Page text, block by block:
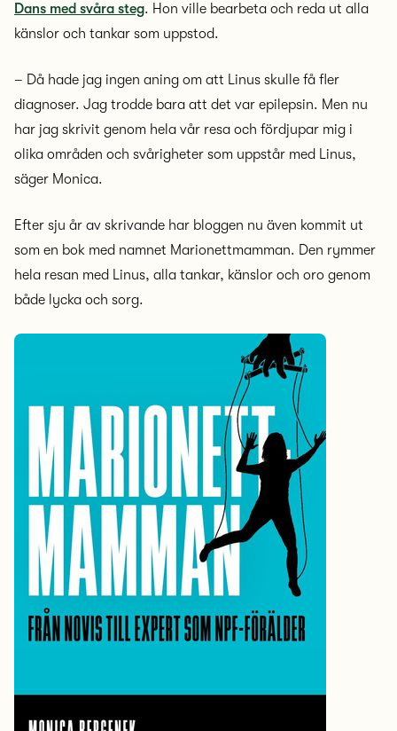
Dans med svåra steg. Hon ville bearbeta och reda ut alla
känslor och tankar som uppstod.
– Då hade jag ingen aning om att Linus skulle få fler
diagnoser. Jag trodde bara att det var epilepsin. Men nu
har jag skrivit genom hela vår resa och fördjupar mig i
olika områden och svårigheter som uppstår med Linus,
säger Monica.
Efter sju år av skrivande har bloggen nu även kommit ut
som en bok med namnet Marionettmamman. Den rymmer
hela resan med Linus, alla tankar, känslor och oro genom
både lycka och sorg.